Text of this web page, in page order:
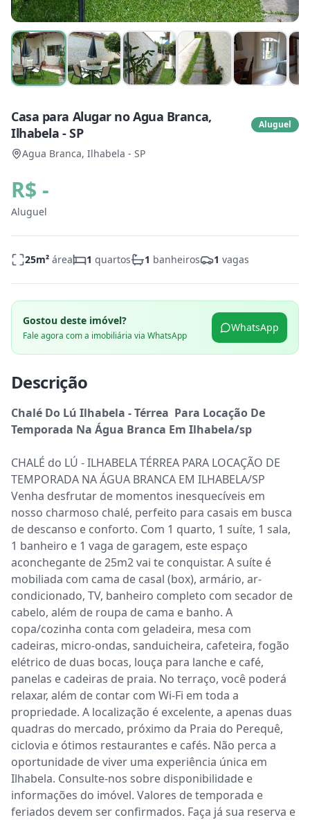
Casa para Alugar no Agua Branca,
Ilhabela - SP
Aluguel
Agua Branca, Ilhabela - SP
R$ -
Aluguel
25m² área 1 quartos 1 banheiros 1 vagas
Gostou deste imóvel?
Fale agora com a imobiliária via WhatsApp
WhatsApp
Descrição
Chalé Do Lú Ilhabela - Térrea  Para Locação De
Temporada Na Água Branca Em Ilhabela/sp
CHALÉ do LÚ - ILHABELA TÉRREA PARA LOCAÇÃO DE
TEMPORADA NA ÁGUA BRANCA EM ILHABELA/SP
Venha desfrutar de momentos inesquecíveis em
nosso charmoso chalé, perfeito para casais em busca
de descanso e conforto. Com 1 quarto, 1 suíte, 1 sala,
1 banheiro e 1 vaga de garagem, este espaço
aconchegante de 25m2 vai te conquistar. A suíte é
mobiliada com cama de casal (box), armário, ar-
condicionado, TV, banheiro completo com secador de
cabelo, além de roupa de cama e banho. A
copa/cozinha conta com geladeira, mesa com
cadeiras, micro-ondas, sanduicheira, cafeteira, fogão
elétrico de duas bocas, louça para lanche e café,
panelas e cadeiras de praia. No terraço, você poderá
relaxar, além de contar com Wi-Fi em toda a
propriedade. A localização é excelente, a apenas duas
quadras do mercado, próximo da Praia do Perequê,
ciclovia e ótimos restaurantes e cafés. Não perca a
oportunidade de viver uma experiência única em
Ilhabela. Consulte-nos sobre disponibilidade e
informações do imóvel. Valores de temporada e
feriados devem ser confirmados. Faça já sua reserva e